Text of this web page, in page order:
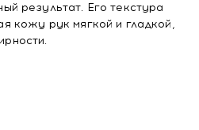
результат. Его текстура
кожу рук мягкой и гладкой,